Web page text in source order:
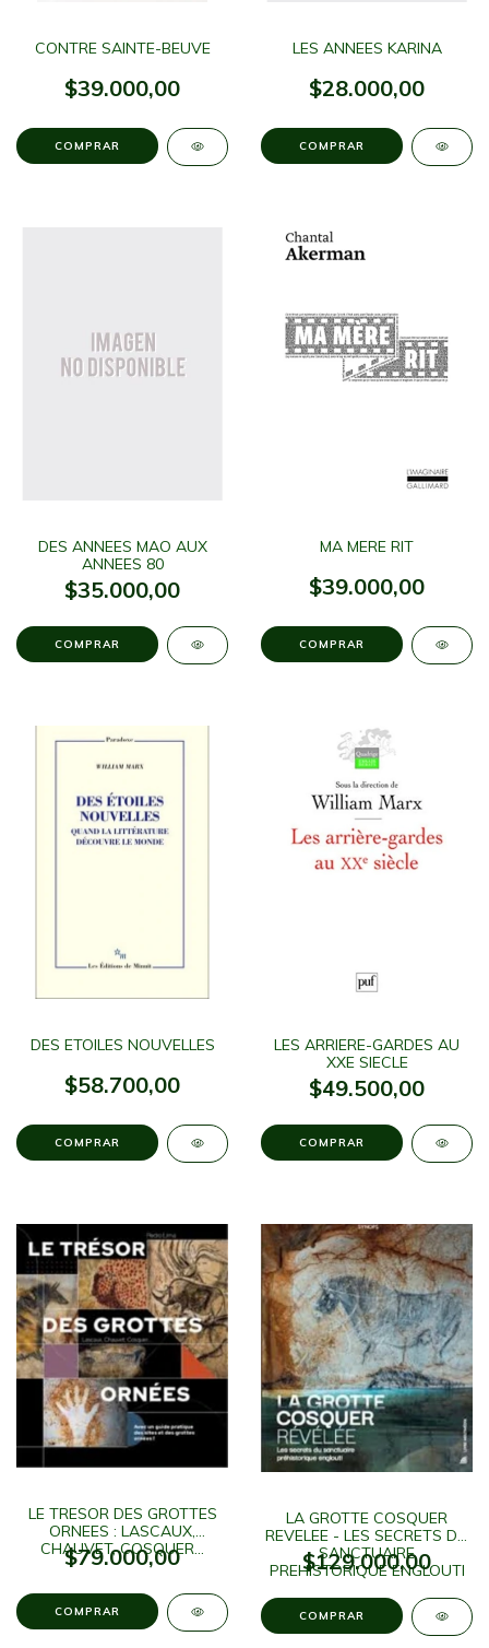
CONTRE SAINTE-BEUVE
$39.000,00
LES ANNEES KARINA
$28.000,00
DES ANNEES MAO AUX
ANNEES 80
$35.000,00
MA MERE RIT
$39.000,00
DES ETOILES NOUVELLES
$58.700,00
LES ARRIERE-GARDES AU
XXE SIECLE
$49.500,00
LE TRESOR DES GROTTES
ORNEES : LASCAUX,
CHAUVET, COSQUER...
$79.000,00
LA GROTTE COSQUER
REVELEE - LES SECRETS DU
SANCTUAIRE
PREHISTORIQUE ENGLOUTI
$129.000,00